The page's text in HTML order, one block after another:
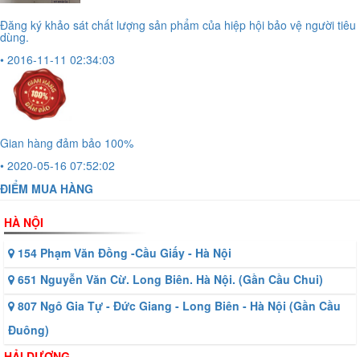
Đăng ký khảo sát chất lượng sản phẩm của hiệp hội bảo vệ người tiêu
dùng.
• 2016-11-11 02:34:03
Gian hàng đảm bảo 100%
• 2020-05-16 07:52:02
ĐIỂM MUA HÀNG
HÀ NỘI
154 Phạm Văn Đồng -Cầu Giấy - Hà Nội
651 Nguyễn Văn Cừ. Long Biên. Hà Nội. (Gần Cầu Chui)
807 Ngô Gia Tự - Đức Giang - Long Biên - Hà Nội (Gần Cầu
Đuông)